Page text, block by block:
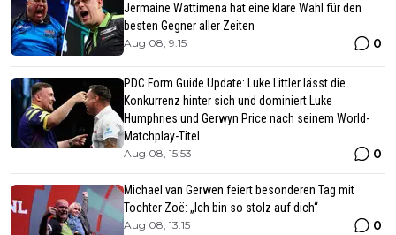
Jermaine Wattimena hat eine klare Wahl für den
besten Gegner aller Zeiten
Aug 08, 9:15 0
PDC Form Guide Update: Luke Littler lässt die
Konkurrenz hinter sich und dominiert Luke
Humphries und Gerwyn Price nach seinem World-
Matchplay-Titel
Aug 08, 15:53 0
Michael van Gerwen feiert besonderen Tag mit
Tochter Zoë: „Ich bin so stolz auf dich“
Aug 08, 13:15 0